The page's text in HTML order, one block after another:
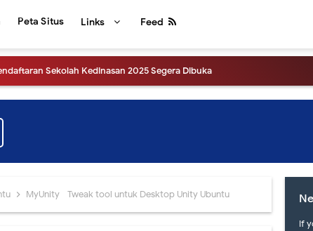
Peta Situs Links Feed
Sekolah Kedinasan 2025 Segera Dibuka
Hasil UTBK SNBT 2025, Link dan Laman Mirrornya.
Pers Pengumuman SNBT 2025
2025, apa saja perubahannya?
hari ini akan diluncurkan sistem SNPMB 2025
MyUnity - Tweak tool untuk Desktop Unity Ubuntu
If